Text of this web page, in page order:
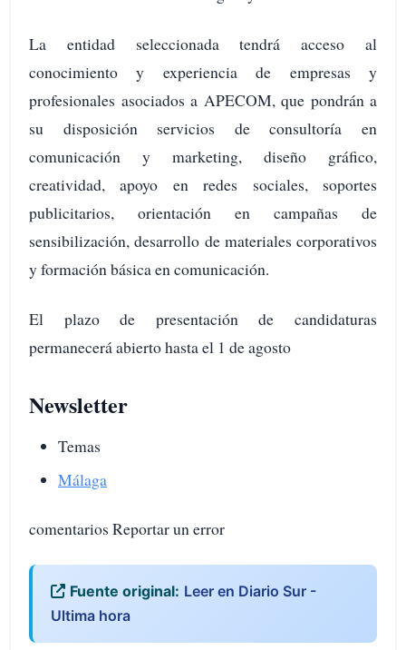
La entidad seleccionada tendrá acceso al
conocimiento y experiencia de empresas y
profesionales asociados a APECOM, que pondrán a
su disposición servicios de consultoría en
comunicación y marketing, diseño gráfico,
creatividad, apoyo en redes sociales, soportes
publicitarios, orientación en campañas de
sensibilización, desarrollo de materiales corporativos
y formación básica en comunicación.
El plazo de presentación de candidaturas
permanecerá abierto hasta el 1 de agosto
Newsletter
Temas
Málaga
comentarios Reportar un error
Fuente original: Leer en Diario Sur -
Ultima hora